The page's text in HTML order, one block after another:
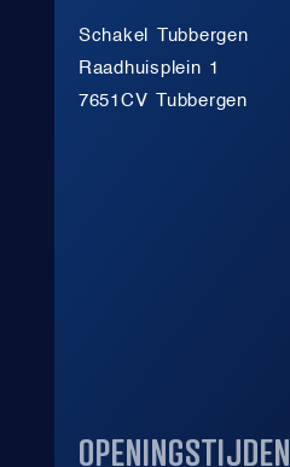
Schakel Tubbergen
Raadhuisplein 1
7651CV Tubbergen
OPENINGSTIJDEN